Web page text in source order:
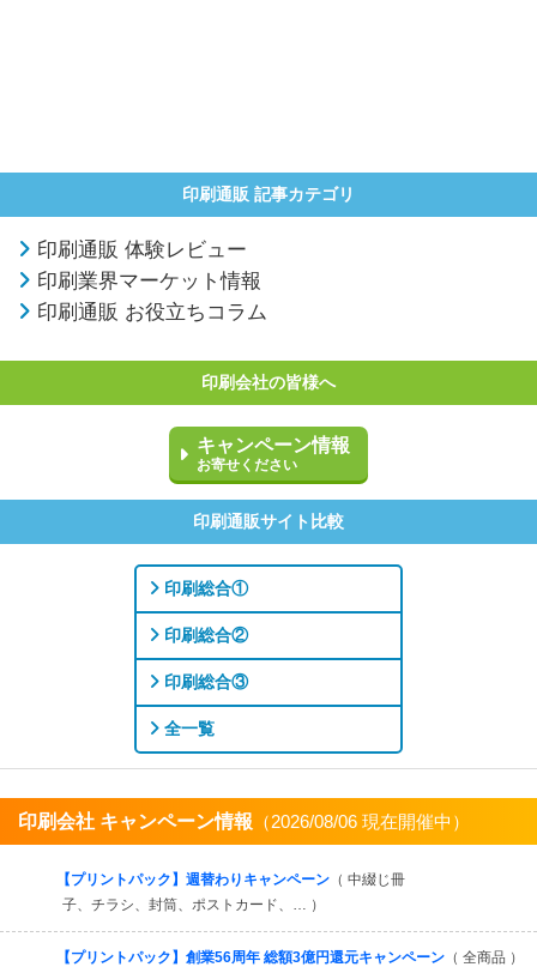
印刷通販 記事カテゴリ
印刷通販 体験レビュー
印刷業界マーケット情報
印刷通販 お役立ちコラム
印刷会社の皆様へ
キャンペーン情報
お寄せください
印刷通販サイト比較
印刷総合①
印刷総合②
印刷総合③
全一覧
印刷会社 キャンペーン情報 （2026/08/06 現在開催中）
【プリントパック】週替わりキャンペーン （ 中綴じ冊
子、チラシ、封筒、ポストカード、… ）
【プリントパック】創業56周年 総額3億円還元キャンペーン （ 全商品 ）